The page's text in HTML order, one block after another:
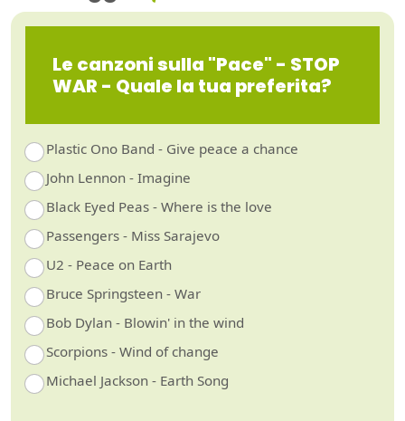
Le canzoni sulla "Pace" - STOP
WAR - Quale la tua preferita?
Plastic Ono Band - Give peace a chance
John Lennon - Imagine
Black Eyed Peas - Where is the love
Passengers - Miss Sarajevo
U2 - Peace on Earth
Bruce Springsteen - War
Bob Dylan - Blowin' in the wind
Scorpions - Wind of change
Michael Jackson - Earth Song